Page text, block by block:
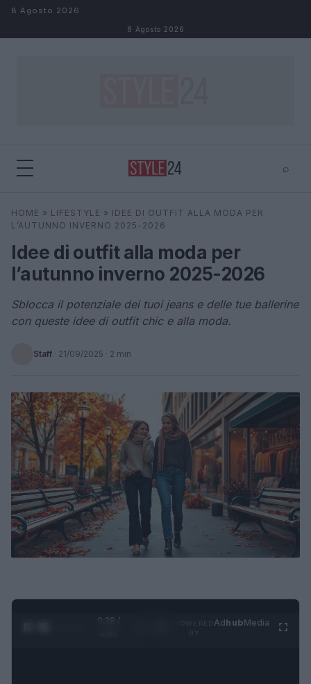
Salta al contenuto
8 Agosto 2026
8 Agosto 2026
⌕
Cerca ⌕
HOME » LIFESTYLE » IDEE DI OUTFIT ALLA MODA PER
L’AUTUNNO INVERNO 2025-2026
Idee di outfit alla moda per
l’autunno inverno 2025-2026
Sblocca il potenziale dei tuoi jeans e delle tue ballerine
con queste idee di outfit chic e alla moda.
Staff · 21/09/2025 · 2 min
0:28 /
AdhubMedia